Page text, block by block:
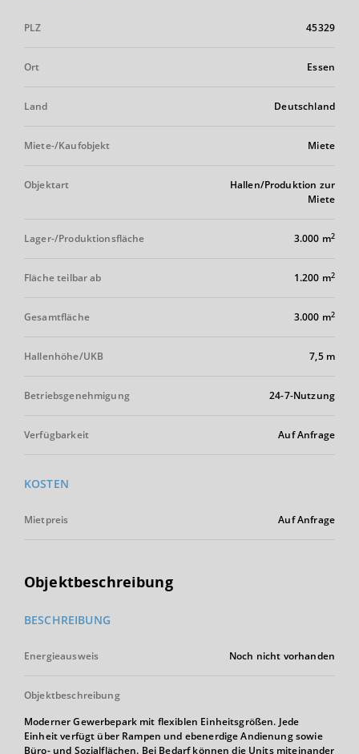
PLZ 45329
Ort Essen
Land Deutschland
Miete-/Kaufobjekt Miete
Objektart
Hallen/Produktion zur
Miete
Lager-/Produktionsfläche 3.000 m2
Fläche teilbar ab 1.200 m2
Gesamtfläche 3.000 m2
Hallenhöhe/UKB 7,5 m
Betriebsgenehmigung 24-7-Nutzung
Verfügbarkeit Auf Anfrage
KOSTEN
Mietpreis Auf Anfrage
Objektbeschreibung
BESCHREIBUNG
Energieausweis Noch nicht vorhanden
Objektbeschreibung
Moderner Gewerbepark mit flexiblen Einheitsgrößen. Jede
Einheit verfügt über Rampen und ebenerdige Andienung sowie
Büro- und Sozialflächen. Bei Bedarf können die Units miteinander